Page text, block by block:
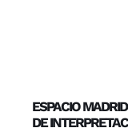
ESPACIO
DE